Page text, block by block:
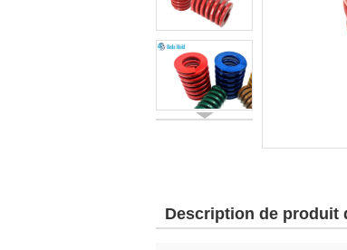
Description de produit